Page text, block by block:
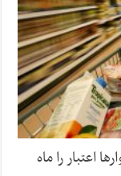
اعتبار را ماه